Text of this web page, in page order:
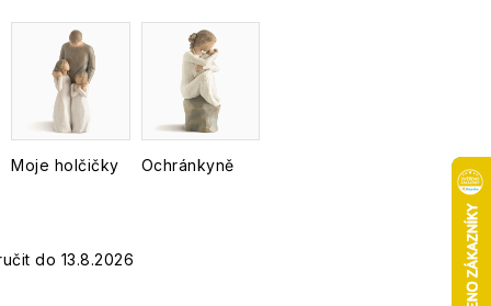
Moje holčičky Ochránkyně
13.8.2026